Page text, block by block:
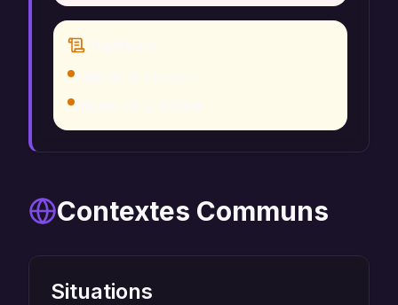
Contextes Communs
Situations